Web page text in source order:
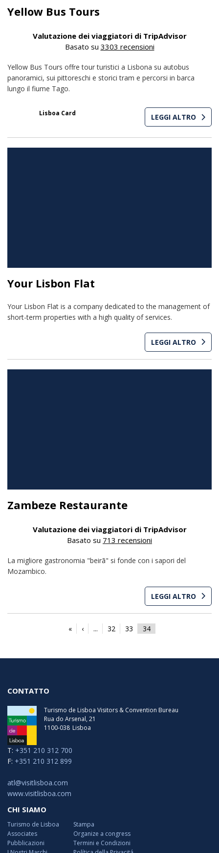
Yellow Bus Tours
Valutazione dei viaggiatori di TripAdvisor
Basato su 3303 recensioni
Yellow Bus Tours offre tour turistici a Lisbona su autobus
panoramici, sui pittoreschi e storici tram e percorsi in barca
lungo il fiume Tago.
Lisboa Card LEGGI ALTRO
Your Lisbon Flat
Your Lisbon Flat is a company dedicated to the management of
short-term properties with a high quality of services.
LEGGI ALTRO
Zambeze Restaurante
Valutazione dei viaggiatori di TripAdvisor
Basato su 713 recensioni
La migliore gastronomia "beirã" si fonde con i sapori del
Mozambico.
LEGGI ALTRO
« ‹ ... 32 33 34
CONTATTO
Turismo de Lisboa Visitors & Convention Bureau
Rua do Arsenal, 21
1100-038 Lisboa
T: +351 210 312 700
F: +351 210 312 899
atl@visitlisboa.com
www.visitlisboa.com
CHI SIAMO
Turismo de Lisboa
Associates
Pubblicazioni
Stampa
Organize a congress
Termini e Condizioni